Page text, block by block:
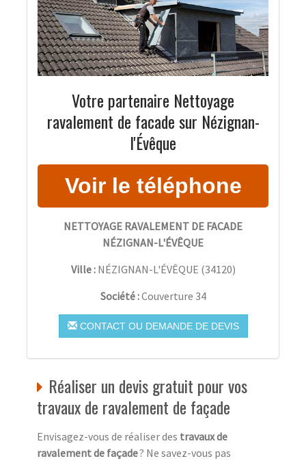
Votre partenaire Nettoyage
ravalement de facade sur Nézignan-
l'Évêque
NETTOYAGE RAVALEMENT DE FACADE
NÉZIGNAN-L'ÉVÊQUE
Ville : NÉZIGNAN-L'ÉVÊQUE (34120)
Société :Couverture 34
CONTACT OU DEMANDE DE DEVIS
Réaliser un devis gratuit pour vos
travaux de ravalement de façade
Envisagez-vous de réaliser des travaux de
ravalement de façade? Ne savez-vous pas